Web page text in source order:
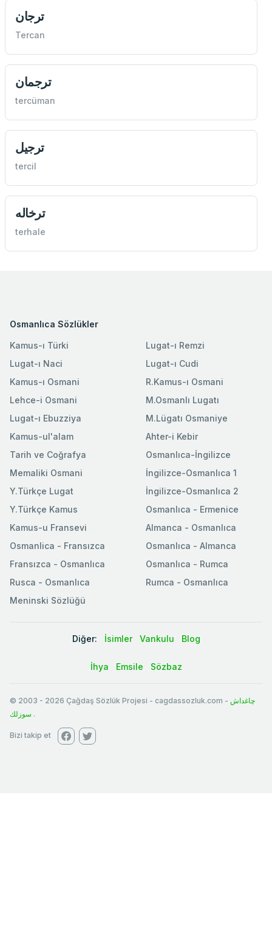
ترجان
Tercan
ترجمان
tercüman
ترجيل
tercil
ترخاله
terhale
Osmanlıca Sözlükler
Kamus-ı Türki
Lugat-ı Naci
Kamus-ı Osmani
Lehce-i Osmani
Lugat-ı Ebuzziya
Lugat-ı Remzi
Lugat-ı Cudi
R.Kamus-ı Osmani
M.Osmanlı Lugatı
M.Lügatı Osmaniye
Kamus-ul'alam
Tarih ve Coğrafya
Memaliki Osmani
Y.Türkçe Lugat
Y.Türkçe Kamus
Ahter-i Kebir
Osmanlıca-İngilizce
İngilizce-Osmanlıca 1
İngilizce-Osmanlıca 2
Osmanlıca - Ermenice
Kamus-u Fransevi
Osmanlica - Fransızca
Fransızca - Osmanlıca
Rusca - Osmanlıca
Meninski Sözlüğü
Almanca - Osmanlıca
Osmanlıca - Almanca
Osmanlıca - Rumca
Rumca - Osmanlıca
Diğer: İsimler Vankulu Blog
İhya Emsile Sözbaz
© 2003 - 2026 Çağdaş Sözlük Projesi - cagdassozluk.com - چاغداش
سوزلك .
Bizi takip et